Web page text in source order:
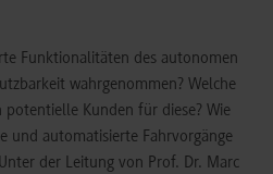
Funktionalitäten des autonomen
wahrgenommen? Welche
potentielle Kunden für diese? Wie
und automatisierte Fahrvorgänge
der Leitung von Prof. Dr. Marc